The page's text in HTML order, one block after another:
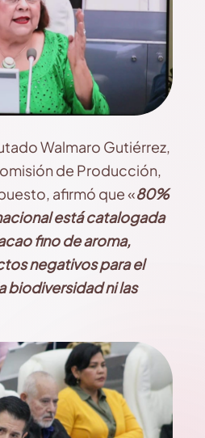
Walmaro Gutiérrez,
de Producción,
afirmó que «80%
está catalogada
fino de aroma,
negativos para el
biodiversidad ni las